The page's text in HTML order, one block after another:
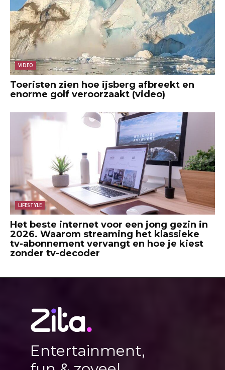
VIDEO
Toeristen zien hoe ijsberg afbreekt en
enorme golf veroorzaakt (video)
LIFESTYLE
Het beste internet voor een jong gezin in
2026. Waarom streaming het klassieke
tv-abonnement vervangt en hoe je kiest
zonder tv-decoder
Entertainment,